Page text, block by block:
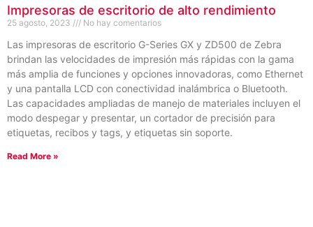
Impresoras de escritorio de alto rendimiento
25 agosto, 2023 No hay comentarios
Las impresoras de escritorio G-Series GX y ZD500 de Zebra
brindan las velocidades de impresión más rápidas con la gama
más amplia de funciones y opciones innovadoras, como Ethernet
y una pantalla LCD con conectividad inalámbrica o Bluetooth.
Las capacidades ampliadas de manejo de materiales incluyen el
modo despegar y presentar, un cortador de precisión para
etiquetas, recibos y tags, y etiquetas sin soporte.
Read More »